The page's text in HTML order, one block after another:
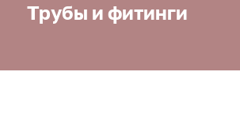
Трубы и фитинги